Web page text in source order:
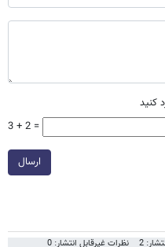
کنید
3 + 2 =
ارسال
2 نظرات غیرقابل انتشار: 0